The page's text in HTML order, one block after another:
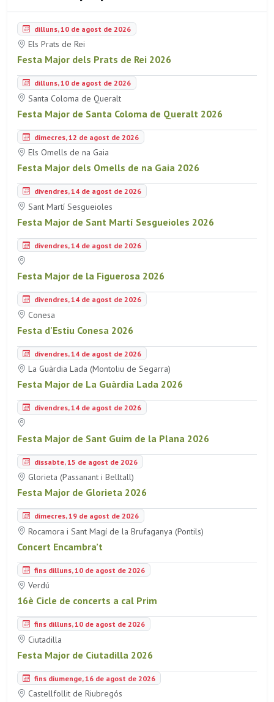
dilluns, 10 de agost de 2026
Els Prats de Rei
Festa Major dels Prats de Rei 2026
dilluns, 10 de agost de 2026
Santa Coloma de Queralt
Festa Major de Santa Coloma de Queralt 2026
dimecres, 12 de agost de 2026
Els Omells de na Gaia
Festa Major dels Omells de na Gaia 2026
divendres, 14 de agost de 2026
Sant Martí Sesgueioles
Festa Major de Sant Martí Sesgueioles 2026
divendres, 14 de agost de 2026
Festa Major de la Figuerosa 2026
divendres, 14 de agost de 2026
Conesa
Festa d'Estiu Conesa 2026
divendres, 14 de agost de 2026
La Guàrdia Lada (Montoliu de Segarra)
Festa Major de La Guàrdia Lada 2026
divendres, 14 de agost de 2026
Festa Major de Sant Guim de la Plana 2026
dissabte, 15 de agost de 2026
Glorieta (Passanant i Belltall)
Festa Major de Glorieta 2026
dimecres, 19 de agost de 2026
Rocamora i Sant Magí de la Brufaganya (Pontils)
Concert Encambra’t
fins dilluns, 10 de agost de 2026
Verdú
16è Cicle de concerts a cal Prim
fins dilluns, 10 de agost de 2026
Ciutadilla
Festa Major de Ciutadilla 2026
fins diumenge, 16 de agost de 2026
Castellfollit de Riubregós